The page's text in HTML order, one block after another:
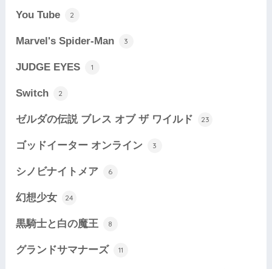
You Tube 2
Marvel's Spider-Man 3
JUDGE EYES 1
Switch 2
ゼルダの伝説 ブレス オブ ザ ワイルド 23
ゴッドイーター オンライン 3
シノビナイトメア 6
幻想少女 24
黒騎士と白の魔王 8
グランドサマナーズ 11